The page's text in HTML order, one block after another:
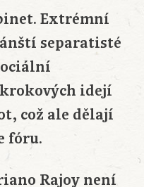
Extrémní
separatisté
idejí
což ale dělají
fóru.
Rajoy není